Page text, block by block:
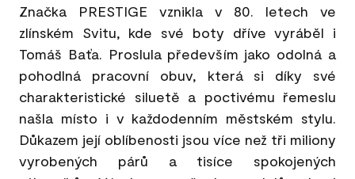
Značka PRESTIGE vznikla v 80. letech ve
zlínském Svitu, kde své boty dříve vyráběl i
Tomáš Baťa. Proslula především jako odolná a
pohodlná pracovní obuv, která si díky své
charakteristické siluetě a poctivému řemeslu
našla místo i v každodenním městském stylu.
Důkazem její oblíbenosti jsou více než tři miliony
vyrobených párů a tisíce spokojených